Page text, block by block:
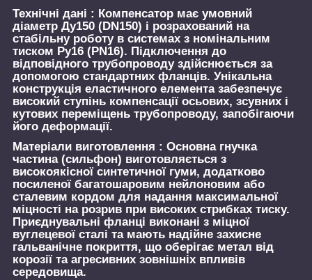
Технічні дані : Компенсатор має умовний
діаметр Ду150 (DN150) і розрахований на
стабільну роботу в системах з номінальним
тиском Ру16 (PN16). Підключення до
відповідного трубопроводу здійснюється за
допомогою стандартних фланців. Унікальна
конструкція еластичного елемента забезпечує
високий ступінь компенсації осьових, зсувних і
кутових переміщень трубопроводу, запобігаючи
його деформації.
Матеріали виготовлення : Основна гнучка
частина (сильфон) виготовляється з
високоякісної синтетичної гуми, додатково
посиленої багатошаровим нейлоновим або
сталевим кордом для надання максимальної
міцності на розрив при високих стрибках тиску.
Приєднувальні фланці виконані з міцної
вуглецевої сталі та мають надійне захисне
гальванічне покриття, що оберігає метал від
корозії та агресивних зовнішніх впливів
середовища.